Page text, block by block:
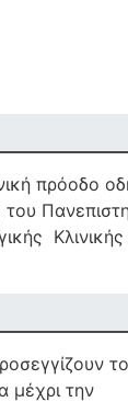
πρόοδο
Κλινικής
το
μέχρι την